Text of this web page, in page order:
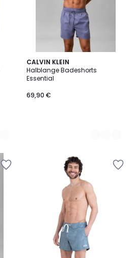
CALVIN KLEIN
Halblange Badeshorts
Essential
69,90 €
3
Farben